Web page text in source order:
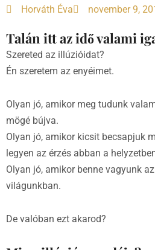
Horváth Éva november 9,
Talán itt az idő valami
Szereted az illúzióidat?
Én szeretem az enyéimet.
Olyan jó, amikor meg tudunk
mögé bújva.
Olyan jó, amikor kicsit becsapjuk
legyen az érzés abban a
Olyan jó, amikor benne vagyunk
világunkban.
De valóban ezt akarod?